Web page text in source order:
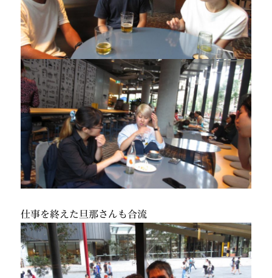
仕事を終えた旦那さんも合流